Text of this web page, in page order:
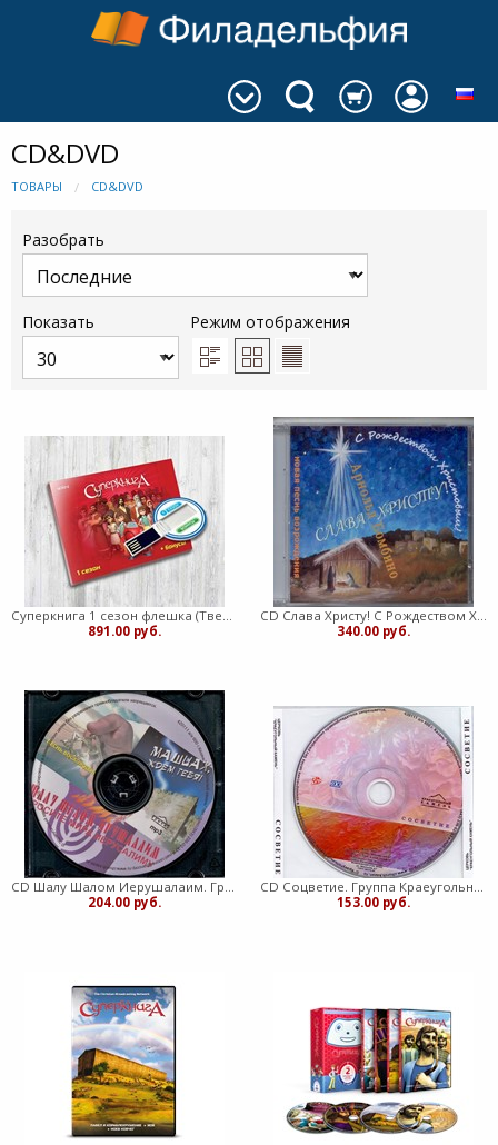
CD&DVD
ТОВАРЫ CD&DVD
Разобрать
Показать Режим отображения
Суперкнига 1 сезон флешка (Твердый)
891.00 руб.
CD Слава Христу! С Рождеством Христовым!
340.00 руб.
CD Шалу Шалом Иерушалаим. Группа Краеугольный камень
204.00 руб.
CD Соцветие. Группа Краеугольный камень
153.00 руб.